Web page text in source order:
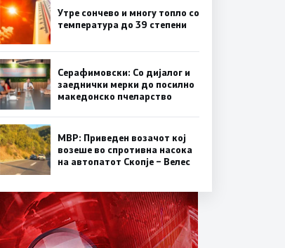
Утре сончево и многу топло со
температура до 39 степени
Серафимовски: Со дијалог и
заеднички мерки до посилно
македонско пчеларство
МВР: Приведен возачот кој
возеше во спротивна насока
на автопатот Скопје – Велес